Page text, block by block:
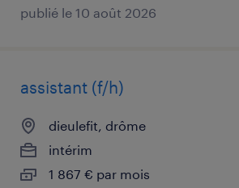
publié le 10 août 2026
assistant (f/h)
dieulefit, drôme
intérim
1 867 € par mois